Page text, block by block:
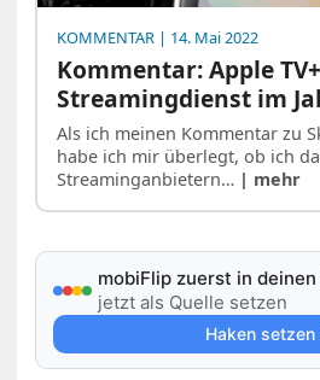
KOMMENTAR | 14. Mai 2022
Kommentar: Apple
Streamingdienst im
Als ich meinen Kommentar zu
habe ich mir überlegt, ob ich
Streaminganbietern… | mehr
mobiFlip zuerst in
jetzt als Quelle setzen
Haken